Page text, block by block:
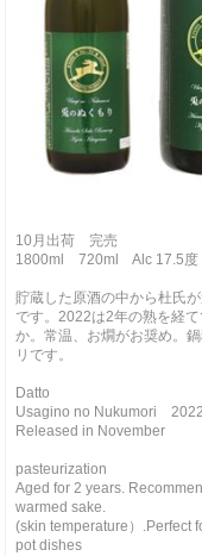
10月出荷 完売
1800ml 720ml Alc 17.5度
貯蔵した原酒の中から杜氏
です。2022は2年の熟を経
か。常温、お燗がお奨め。
リです。
Datto
Usagino no Nukumori
Released in November
pasteurization
Aged for 2 years.
warmed sake.
(skin temperature）.Perfect
pot dishes